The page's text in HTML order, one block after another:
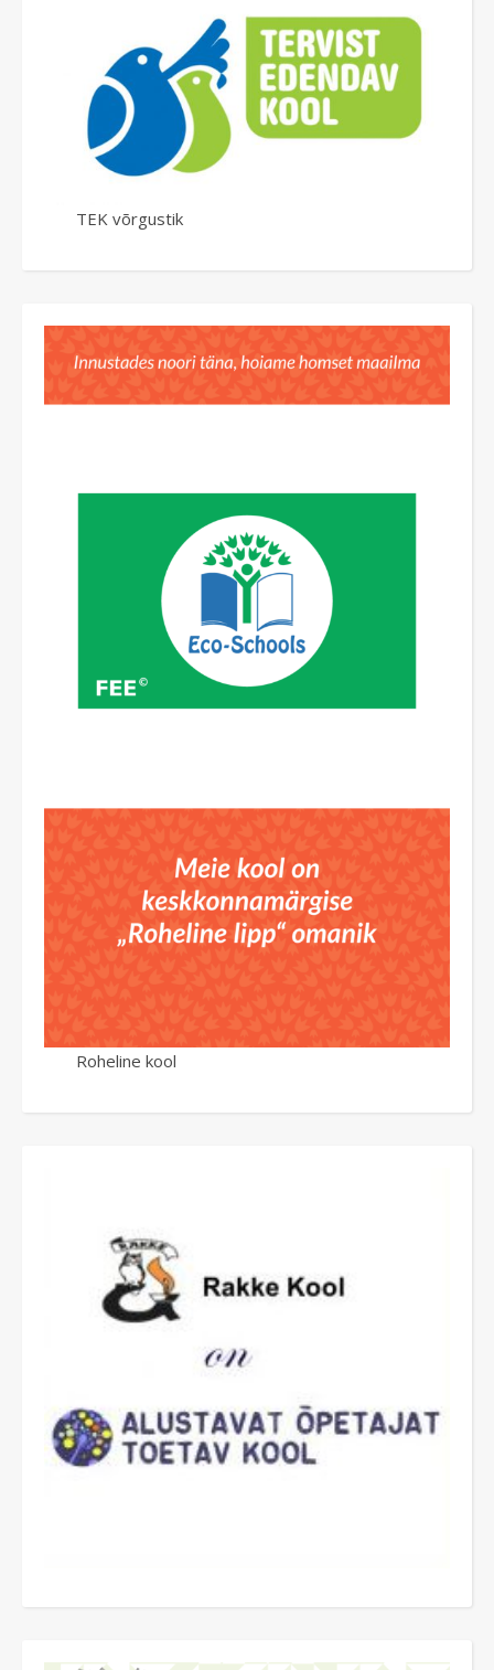
TEK võrgustik
Roheline kool